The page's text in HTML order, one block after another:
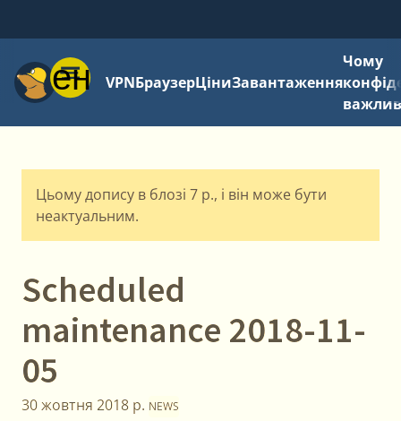
МенюVPNБраузерЦіниЗавантаження
Чому
Цьому допису в блозі 7 р., і він може бути
неактуальним.
Scheduled
maintenance 2018-11-
05
30 жовтня 2018 р. NEWS